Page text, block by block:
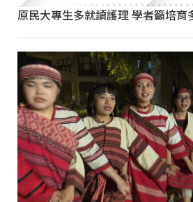
原民大專生多就讀護理 學者籲培育